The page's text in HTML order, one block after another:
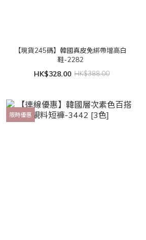
【現貨245碼】韓國真皮免綁帶增高白
鞋-2282
HK$328.00 HK$388.00
限時優惠